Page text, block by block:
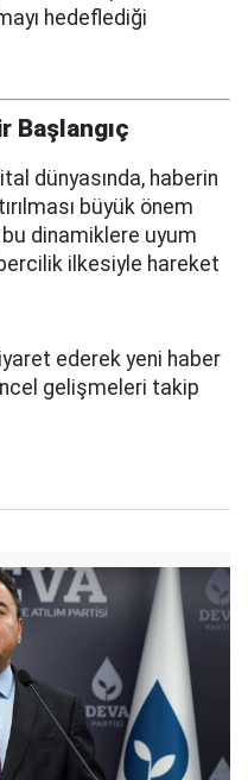
hedeflediği
Başlangıç
dünyasında, haberin
büyük önem
dinamiklere uyum
ilkesiyle hareket
ederek yeni haber
gelişmeleri takip